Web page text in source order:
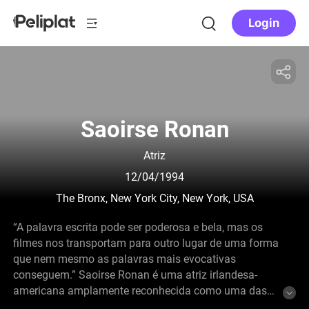
Login
Saoirse Ronan
Atriz
12/04/1994
The Bronx, New York City, New York, USA
“A palavra escrita pode ser poderosa e bela, mas os
filmes nos transportam para outro lugar de uma forma
que nem mesmo as palavras mais evocativas
conseguem.” Saoirse Ronan é uma atriz irlandesa-
americana amplamente reconhecida como uma das